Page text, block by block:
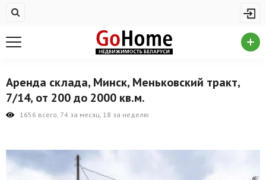
Купить квартиру
На сутки
Новостройки
Комерческая недвижимость
Аренда склада, Минск, Меньковский тракт,
7/14, от 200 до 2000 кв.м.
1656 всего, 74 за месяц, 18 за неделю